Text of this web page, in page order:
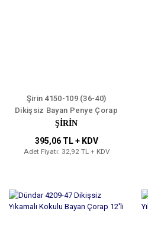
Şirin 4150-109 (36-40)
Dikişsiz Bayan Penye Çorap
12'li
ŞİRİN
395,06 TL + KDV
Adet Fiyatı: 32,92 TL + KDV